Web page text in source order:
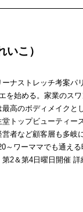
こ）
ナストレッチ考案
を始める。家業のス
高のボディメイク
トップビューティ
者など顧客層も多岐
ワーママでも通える
2＆第4日曜日開催 詳